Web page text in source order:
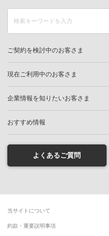
ご契約を検討中のお客さま
現在ご利用中のお客さま
企業情報を知りたいお客さま
おすすめ情報
よくあるご質問
当サイトについて
約款・重要説明事項